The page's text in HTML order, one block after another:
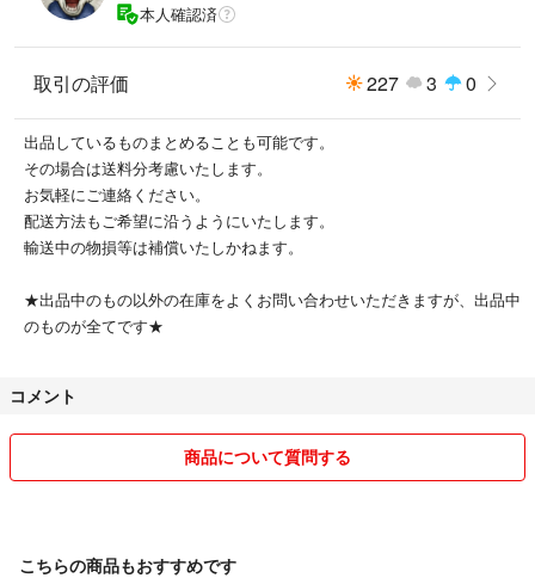
本人確認済
取引の評価 227 3 0
出品しているものまとめることも可能です。
その場合は送料分考慮いたします。
お気軽にご連絡ください。
配送方法もご希望に沿うようにいたします。
輸送中の物損等は補償いたしかねます。
★出品中のもの以外の在庫をよくお問い合わせいただきますが、出品中
のものが全てです★
コメント
商品について質問する
こちらの商品もおすすめです